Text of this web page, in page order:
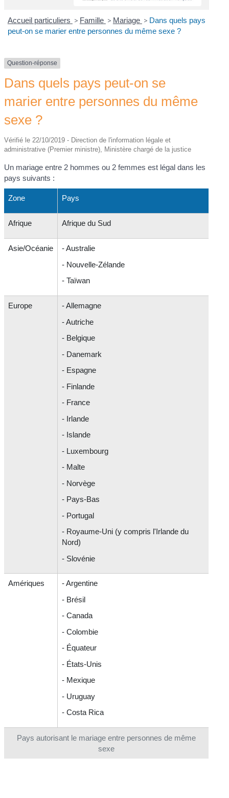
Accueil particuliers > Famille > Mariage > Dans quels pays
peut-on se marier entre personnes du même sexe ?
Question-réponse
Dans quels pays peut-on se
marier entre personnes du même
sexe ?
Vérifié le 22/10/2019 - Direction de l'information légale et
administrative (Premier ministre), Ministère chargé de la justice
Un mariage entre 2 hommes ou 2 femmes est légal dans les
pays suivants :
Pays autorisant le mariage entre personnes de même
sexe
Zone Pays
Afrique Afrique du Sud
Asie/Océanie
- Australie
- Nouvelle-Zélande
- Taïwan
Europe
- Allemagne
- Autriche
- Belgique
- Danemark
- Espagne
- Finlande
- France
- Irlande
- Islande
- Luxembourg
- Malte
- Norvège
- Pays-Bas
- Portugal
- Royaume-Uni (y compris l'Irlande du
Nord)
- Slovénie
Amériques
- Argentine
- Brésil
- Canada
- Colombie
- Équateur
- États-Unis
- Mexique
- Uruguay
- Costa Rica